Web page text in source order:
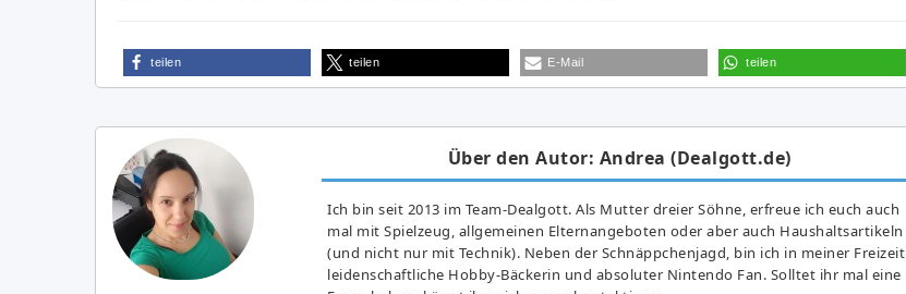
teilen teilen E-Mail teilen
Über den Autor: Andrea (Dealgott.de)
Ich bin seit 2013 im Team-Dealgott. Als Mutter dreier Söhne, erfreue ich euch auch
mal mit Spielzeug, allgemeinen Elternangeboten oder aber auch Haushaltsartikeln
(und nicht nur mit Technik). Neben der Schnäppchenjagd, bin ich in meiner Freizeit
leidenschaftliche Hobby-Bäckerin und absoluter Nintendo Fan. Solltet ihr mal eine